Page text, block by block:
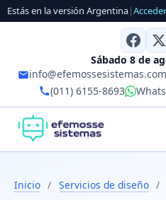
Estás en la versión Argentina|
Sábado 8 de
(011) 6155-8693
Inicio / Servicios de diseño /